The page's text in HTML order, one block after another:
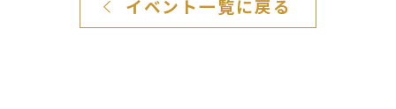
イベント一覧に戻る